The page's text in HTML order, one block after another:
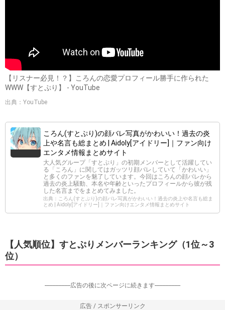
【リスナー必見！？】ころんの恋愛プロフィール勝手に作られた
WWW【すとぷり】 - YouTube
出典：YouTube
ころん(すとぷり)の顔バレ写真がかわいい！過去の炎
上や名言も総まとめ | Aidoly[アイドリー]｜ファン向け
エンタメ情報まとめサイト
大人気グループ「すとぷり」の初期メンバーとして活躍してい
る「ころん」に関してはガッツリ顔バレしていて「かわいい」
と多くのファンを魅了しています。今回はころんの顔バレから
過去の炎上騒動、本名や年齢といったプロフィールから彼が残
した名言までをまとめてみました。
出典：ころん(すとぷり)の顔バレ写真がかわいい！過去の炎上や名言も総ま
とめ | Aidoly[アイドリー]｜ファン向けエンタメ情報まとめサイト
【人気順位】すとぷりメンバーランキング（1位～3
位）
-----------------広告の後に次ページに続きます-----------------
広告 / スポンサーリンク